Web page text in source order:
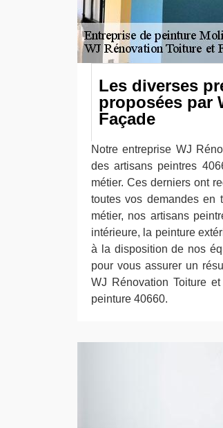
Les diverses
proposées par
Façade
Notre entreprise WJ
des artisans peintres
métier. Ces derniers ont
toutes vos demandes en
métier, nos artisans
intérieure, la peinture
à la disposition de nos
pour vous assurer un
WJ Rénovation Toiture
peinture 40660.